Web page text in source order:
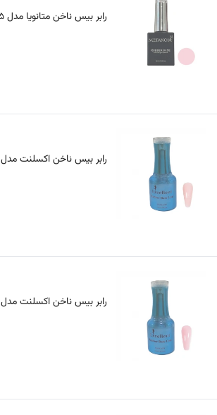
رابر بیس ناخن متانویا مدل MT05
رابر بیس ناخن اکسلنت مدل F09
رابر بیس ناخن اکسلنت مدل F02